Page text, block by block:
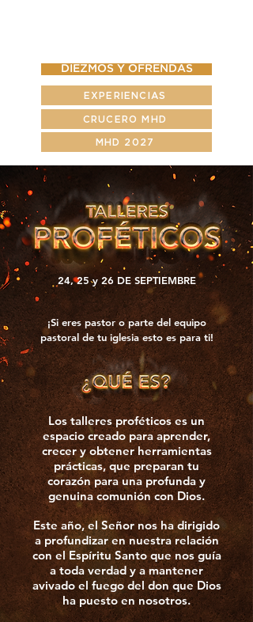
DIEZMOS Y OFRENDAS
EXPERIENCIAS
CRUCERO MHD
MHD 2027
24, 25 y 26 DE SEPTIEMBRE
¡Si eres pastor o parte del equipo
pastoral de tu iglesia esto es para ti!
Los talleres proféticos es un
espacio creado para aprender,
crecer y obtener herramientas
prácticas, que preparan tu
corazón para una profunda y
genuina comunión con Dios.
Este año, el Señor nos ha dirigido
a profundizar en nuestra relación
con el Espíritu Santo que nos guía
a toda verdad y a mantener
avivado el fuego del don que Dios
ha puesto en nosotros.